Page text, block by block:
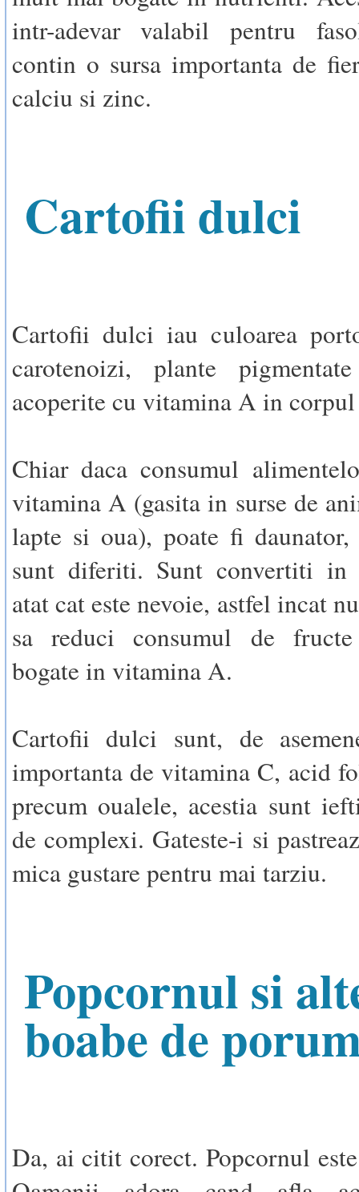
intr-adevar valabil pentru
contin o sursa importanta de
calciu si zinc.
Cartofii dulci
Cartofii dulci iau culoarea
carotenoizi, plante
acoperite cu vitamina A in
Chiar daca consumul
vitamina A (gasita in surse de
lapte si oua), poate fi
sunt diferiti. Sunt convertiti
atat cat este nevoie, astfel incat
sa reduci consumul de
bogate in vitamina A.
Cartofii dulci sunt, de
importanta de vitamina C, acid
precum oualele, acestia sunt
de complexi. Gateste-i si
mica gustare pentru mai tarziu.
Popcornul si
boabe de
Da, ai citit corect. Popcornul